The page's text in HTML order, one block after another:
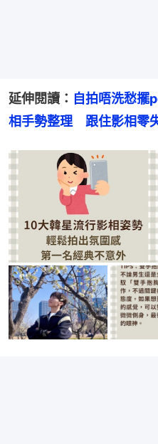
延伸閱讀： 自拍唔洗愁擺
相手勢整理　跟住影相零